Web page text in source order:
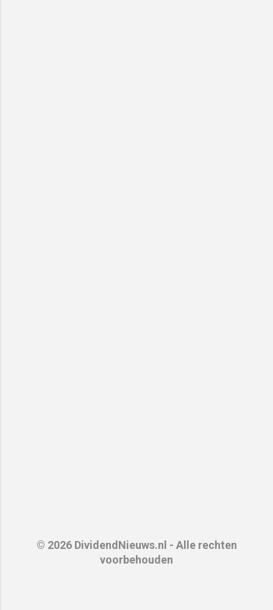
© 2026 DividendNieuws.nl - Alle rechten
voorbehouden